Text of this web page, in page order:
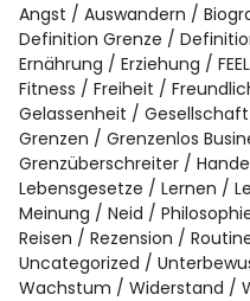
Angst Auswandern
Definition Grenze
Ernährung
Erziehung FEEL
Fitness
Freiheit
Gelassenheit
Gesellschaft
Grenzen
Grenzenlos
Grenzüberschreiter
Lebensgesetze
Lernen
Meinung
Neid
Reisen
Rezension
Uncategorized
Wachstum
Widerstand